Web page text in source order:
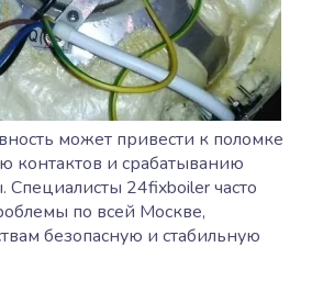
может привести к поломке
контактов и срабатыванию
24fixboiler часто
по всей Москве,
безопасную и стабильную